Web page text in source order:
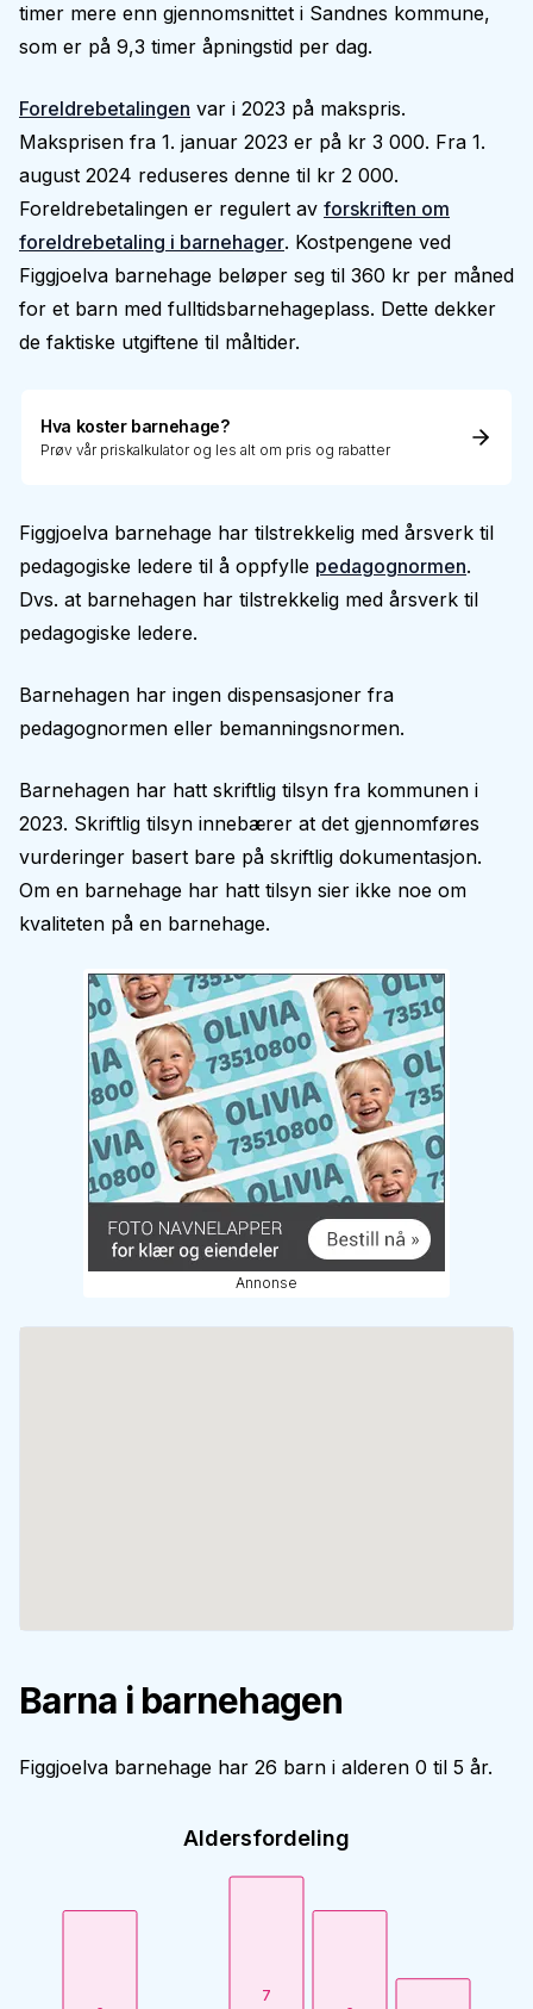
timer mere enn gjennomsnittet i Sandnes kommune,
som er på 9,3 timer åpningstid per dag.
Foreldrebetalingen var i 2023 på makspris.
Maksprisen fra 1. januar 2023 er på kr 3 000. Fra 1.
august 2024 reduseres denne til kr 2 000.
Foreldrebetalingen er regulert av forskriften om
foreldrebetaling i barnehager. Kostpengene ved
Figgjoelva barnehage beløper seg til 360 kr per måned
for et barn med fulltidsbarnehageplass. Dette dekker
de faktiske utgiftene til måltider.
Hva koster barnehage?
Prøv vår priskalkulator og les alt om pris og rabatter
Figgjoelva barnehage har tilstrekkelig med årsverk til
pedagogiske ledere til å oppfylle pedagognormen.
Dvs. at barnehagen har tilstrekkelig med årsverk til
pedagogiske ledere.
Barnehagen har ingen dispensasjoner fra
pedagognormen eller bemanningsnormen.
Barnehagen har hatt skriftlig tilsyn fra kommunen i
2023. Skriftlig tilsyn innebærer at det gjennomføres
vurderinger basert bare på skriftlig dokumentasjon.
Om en barnehage har hatt tilsyn sier ikke noe om
kvaliteten på en barnehage.
Annonse
Barna i barnehagen
Figgjoelva barnehage har 26 barn i alderen 0 til 5 år.
Aldersfordeling
7